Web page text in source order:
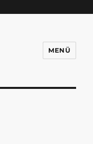
MENÜ